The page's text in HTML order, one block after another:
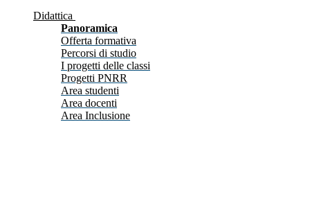
Didattica
Panoramica
Offerta formativa
Percorsi di studio
I progetti delle classi
Progetti PNRR
Area studenti
Area docenti
Area Inclusione